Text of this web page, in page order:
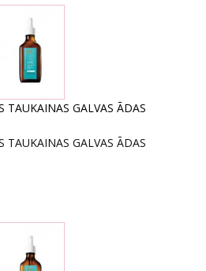
TAUKAINAS GALVAS ĀDAS
TAUKAINAS GALVAS ĀDAS